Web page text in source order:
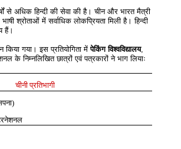
से अधिक हिन्दी की सेवा की है। चीन और भारत मैत्री
श्रोताओं में सर्वाधिक लोकप्रियता मिली है। हिन्दी
हैं।
किया गया। इस प्रतियोगिता मेंपेकिंग विश्वविद्यालय,
के निम्नलिखित छात्रों एवं पत्रकारों ने भाग लियाः
चीनी प्रतिभागी